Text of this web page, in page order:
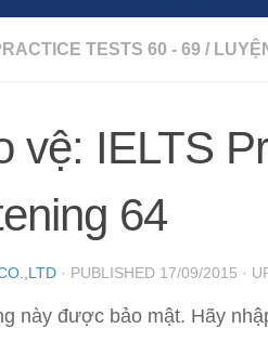
TESTS 60 - 69 /
vệ: IELTS
64
· PUBLISHED 17/09/2015 ·
này được bảo mật. Hãy